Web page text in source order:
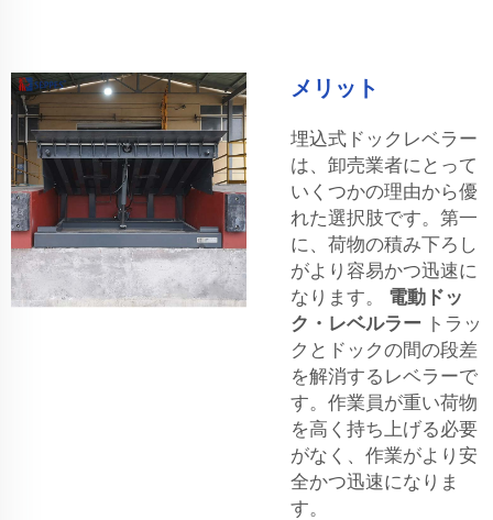
メリット
埋込式ドックレベラー
は、卸売業者にとって
いくつかの理由から優
れた選択肢です。第一
に、荷物の積み下ろし
がより容易かつ迅速に
なります。 電動ドッ
ク・レベルラー トラッ
クとドックの間の段差
を解消するレベラーで
す。作業員が重い荷物
を高く持ち上げる必要
がなく、作業がより安
全かつ迅速になりま
す。